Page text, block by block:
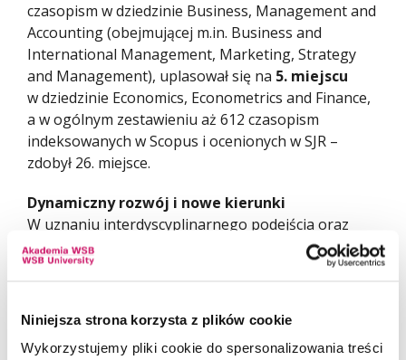
Niniejsza strona korzysta z plików cookie
Wykorzystujemy pliki cookie do spersonalizowania treści
czasopism w dziedzinie Business, Management and
Accounting (obejmującej m.in. Business and
International Management, Marketing, Strategy
and Management), uplasował się na 5. miejscu
w dziedzinie Economics, Econometrics and Finance,
a w ogólnym zestawieniu aż 612 czasopism
indeksowanych w Scopus i ocenionych w SJR –
zdobył 26. miejsce.
Dynamiczny rozwój i nowe kierunki
W uznaniu interdyscyplinarnego podejścia oraz
otwartości na nowe obszary badawcze, redakcja
czasopisma zapowiedziała, że od początku 2025
o nowe dziedziny: Mathematics (miscellaneous)
oraz Social Sciences (miscellaneous).